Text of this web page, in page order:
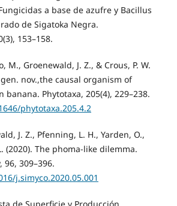
a base de azufre y Bacillus
de Sigatoka Negra.
153–158.
M., Groenewald, J. Z., & Crous, P. W.
nov.,the causal organism of
banana. Phytotaxa, 205(4), 229–238.
phytotaxa.205.4.2
J. Z., Pfenning, L. H., Yarden, O.,
(2020). The phoma-like dilemma.
309–396.
j.simyco.2020.05.001